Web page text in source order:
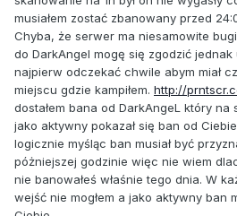
musiałem zostać zbanowany przed
Chyba, że serwer ma niesamowite
do DarkAngel mogę się zgodzić
najpierw odczekać chwile abym miał
miejscu gdzie kampiłem. http://
dostałem bana od DarkAngeL który na
jako aktywny pokazał się ban od
logicznie myśląc ban musiał być
póżniejszej godzinie więc nie wiem
nie banowałeś właśnie tego dnia. W
wejść nie mogłem a jako aktywny ban